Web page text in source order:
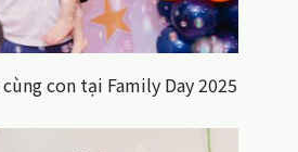
con tại Family Day 2025